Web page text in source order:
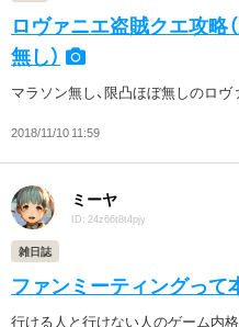
ロヴァニエ盗賊クエ攻略
無し）
マラソン無し、限凸ほぼ無しのロヴ
2018/11/10 11:59
ミーヤ
ID: 24z66t8t4pjy
雑日誌
ファンミーティングって
行ける人と行けない人のゲーム内格